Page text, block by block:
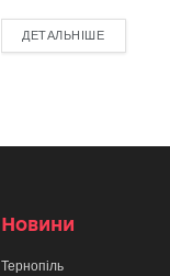
ДЕТАЛЬНІШЕ
Новини
Тернопіль